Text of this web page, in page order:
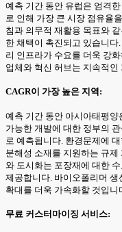
예측 기간 동안 유럽은 엄격
로 인해 가장 큰 시장 점유율
침과 의무적 재활용 목표와
한 채택이 촉진되고 있습니
리 인프라가 수요를 더욱 강
업체와 혁신 허브는 지속적
CAGR이 가장 높은 지역:
예측 기간 동안 아시아태평양
가능한 개발에 대한 정부의
로 예측됩니다. 환경문제에
분해성 소재를 지원하는 규
와 도시화는 포장재에 대한
제공합니다. 바이오폴리머
확대를 더욱 가속화할 것입니
무료 커스터마이징 서비스: